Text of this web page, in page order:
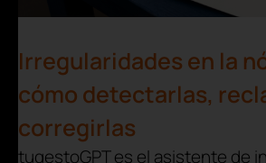
Irregularidades en la
cómo detectarlas,
corregirlas
tugestoGPT es el asistente de